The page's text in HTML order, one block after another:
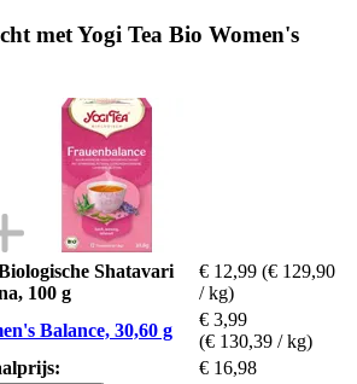
met Yogi Tea Bio Women's
Shatavari
100 g
€ 12,99 (€ 129,90
/ kg)
Balance, 30,60 g
€ 3,99
(€ 130,39 / kg)
€ 16,98